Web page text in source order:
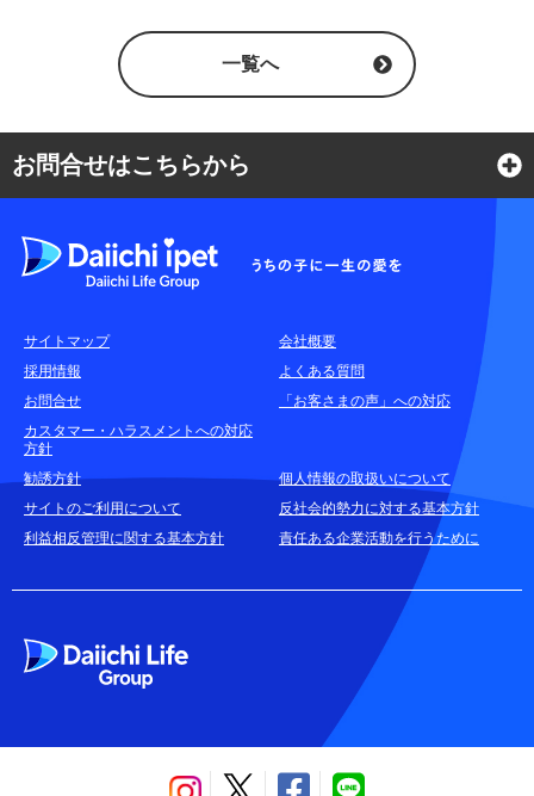
一覧へ
お問合せはこちらから
各種お問合せ窓口
耳や言葉の不自由なお客さまのお問合せ窓口
お申込みをご検討中のお客さま
(商品に関するお問合せ・資料請求)
資料請求はこちら
サイトマップ
会社概要
採用情報
よくある質問
お問合せ
「お客さまの声」への対応
カスタマー・ハラスメントへの対応
方針
勧誘方針
個人情報の取扱いについて
サイトのご利用について
反社会的勢力に対する基本方針
利益相反管理に関する基本方針
責任ある企業活動を行うために